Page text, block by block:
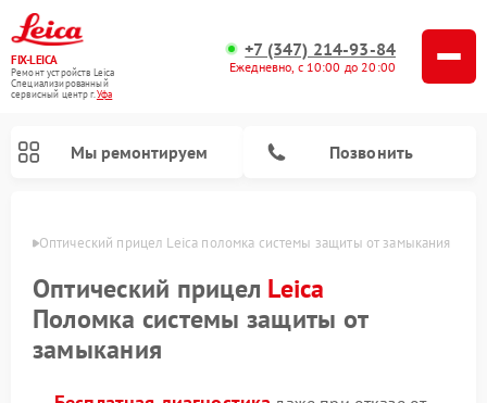
FIX-LEICA
Ремонт устройств Leica
Специализированный
cервисный центр г.Уфа
+7 (347) 214-93-84
Ежедневно, с 10:00 до 20:00
Мы ремонтируем Позвонить
Оптический прицел Leica поломка системы защиты от замыкания
Оптический прицел Leica
Поломка системы защиты от
замыкания